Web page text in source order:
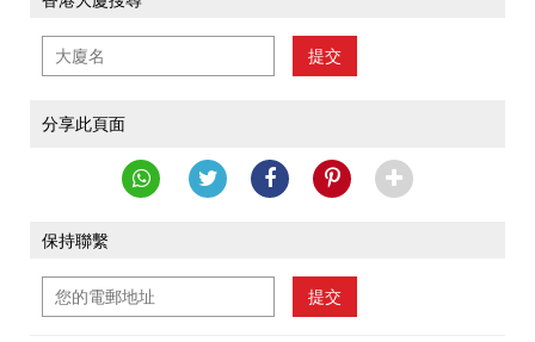
提交
分享此頁面
保持聯繫
提交